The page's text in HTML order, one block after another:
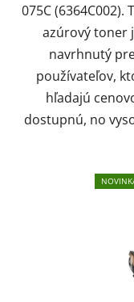
075C (6364C002).
azúrový toner
navrhnutý
používateľov,
hľadajú
dostupnú, no